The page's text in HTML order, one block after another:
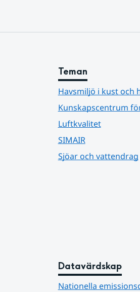
Teman
Havsmiljö i kust och
Kunskapscentrum
Luftkvalitet
SIMAIR
Sjöar och vattendrag
Datavärdskap
Nationella